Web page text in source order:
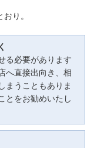
り。
る必要があります
へ直接出向き、相
まうこともありま
とをお勧めいたし